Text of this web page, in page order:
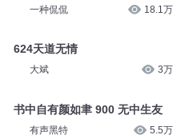
一种侃侃 18.1万
624天道无情
大斌 3万
书中自有颜如聿 900 无中生友
有声黑特 5.5万